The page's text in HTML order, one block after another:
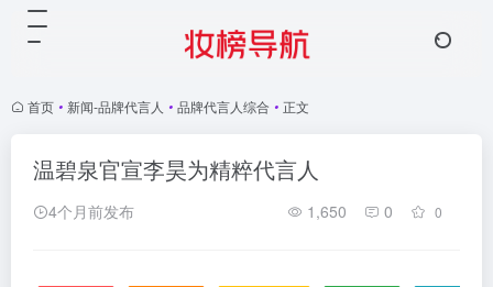
首页 • 新闻-品牌代言人 • 品牌代言人综合 • 正文
温碧泉官宣李昊为精粹代言人
4个月前发布 1,650 0 0